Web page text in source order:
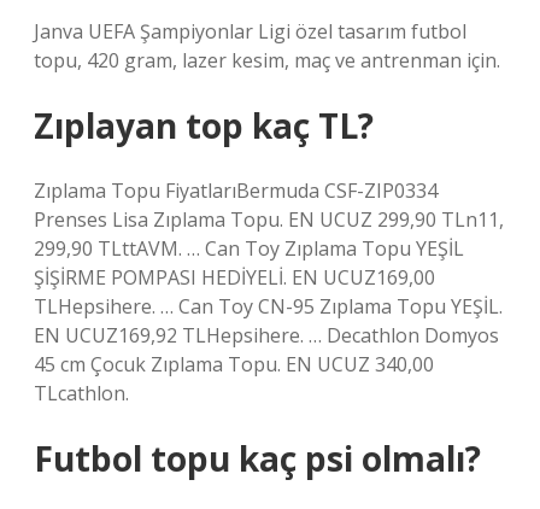
Janva UEFA Şampiyonlar Ligi özel tasarım futbol
topu, 420 gram, lazer kesim, maç ve antrenman için.
Zıplayan top kaç TL?
Zıplama Topu FiyatlarıBermuda CSF-ZIP0334
Prenses Lisa Zıplama Topu. EN UCUZ 299,90 TLn11,
299,90 TLttAVM. … Can Toy Zıplama Topu YEŞİL
ŞİŞİRME POMPASI HEDİYELİ. EN UCUZ169,00
TLHepsihere. … Can Toy CN-95 Zıplama Topu YEŞİL.
EN UCUZ169,92 TLHepsihere. … Decathlon Domyos
45 cm Çocuk Zıplama Topu. EN UCUZ 340,00
TLcathlon.
Futbol topu kaç psi olmalı?